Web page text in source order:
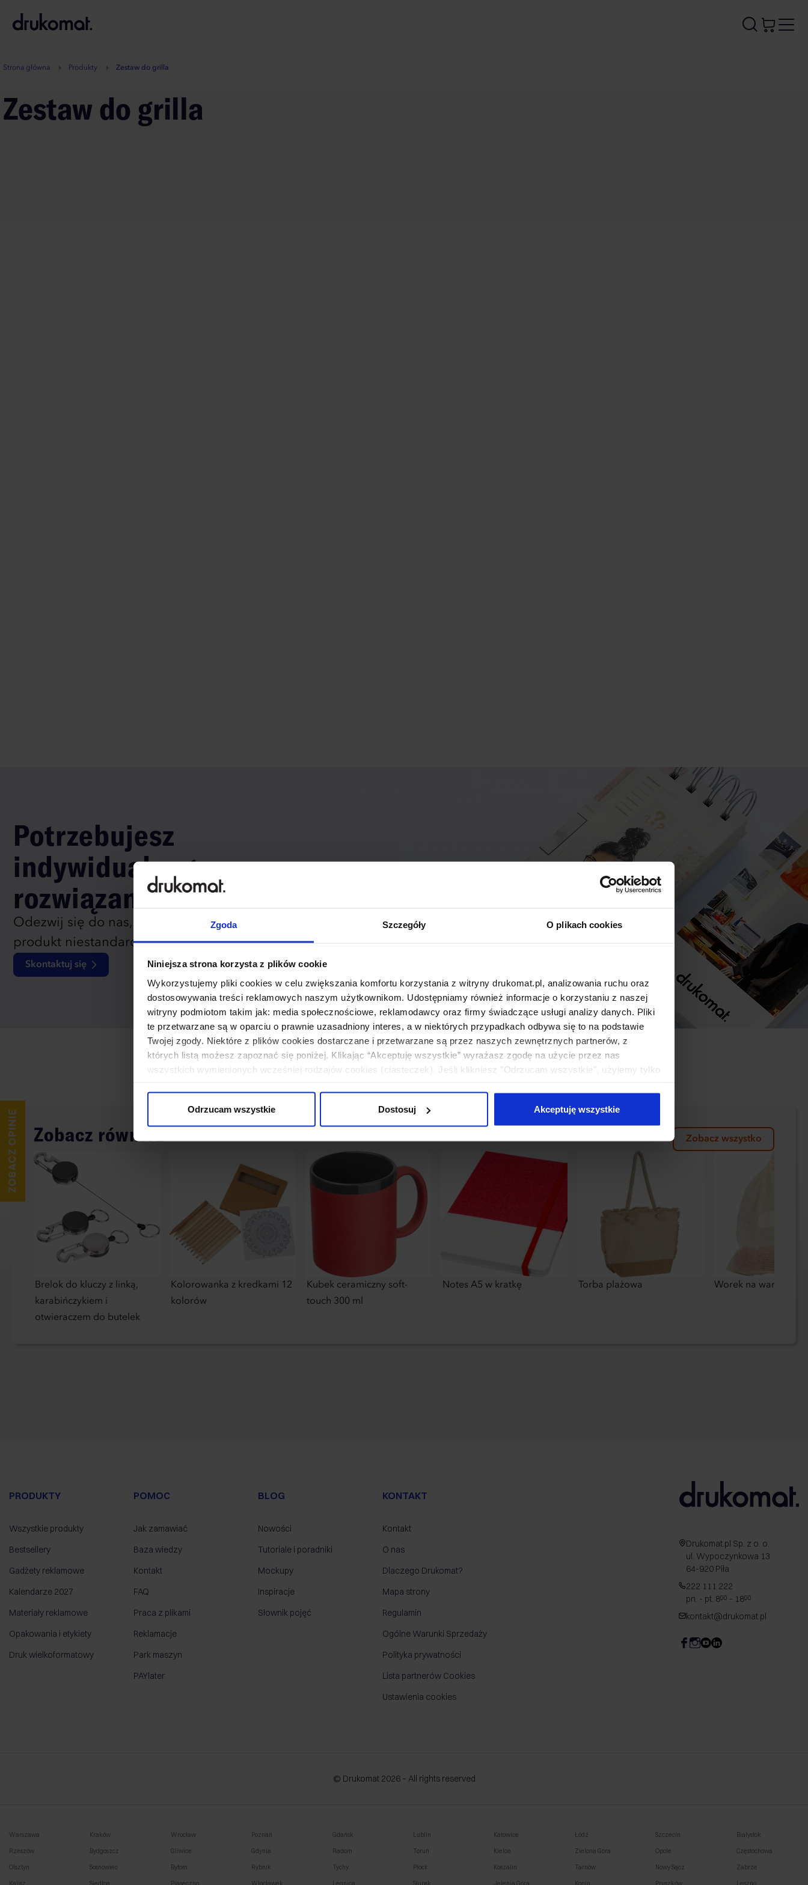
Zgoda Szczegóły O plikach cookies
Niniejsza strona korzysta z plików cookie
Wykorzystujemy pliki cookies w celu zwiększania komfortu korzystania z witryny drukomat.pl, analizowania ruchu oraz
dostosowywania treści reklamowych naszym użytkownikom. Udostępniamy również informacje o korzystaniu z naszej
witryny podmiotom takim jak: media społecznościowe, reklamodawcy oraz firmy świadczące usługi analizy danych. Pliki
te przetwarzane są w oparciu o prawnie uzasadniony interes, a w niektórych przypadkach odbywa się to na podstawie
Twojej zgody. Niektóre z plików cookies dostarczane i przetwarzane są przez naszych zewnętrznych partnerów, z
których listą możesz zapoznać się poniżej. Klikając “Akceptuję wszystkie” wyrażasz zgodę na użycie przez nas
wszystkich wymienionych wcześniej rodzajów cookies (ciasteczek). Jeśli klikniesz "Odrzucam wszystkie", użyjemy tylko
Odrzucam wszystkie
Dostosuj Akceptuję wszystkie
A
Strona główna Produkty Zestaw do grilla
Zestaw do grilla
Potrzebujesz
indywidualnego
rozwiązania?
Odezwij się do nas, aby omówić
produkt niestandardowy.
Skontaktuj się
Zobacz również Zobacz wszystko
Brelok do kluczy z linką,
karabińczykiem i
otwieraczem do butelek
Kolorowanka z kredkami 12
kolorów
Kubek ceramiczny soft-
touch 300 ml
Notes A5 w kratkę Torba plażowa Worek na warzywa i
PRODUKTY
Wszystkie produkty
Bestsellery
Gadżety reklamowe
Kalendarze 2027
Materiały reklamowe
Opakowania i etykiety
Druk wielkoformatowy
POMOC
Jak zamawiać
Baza wiedzy
Kontakt
FAQ
Praca z plikami
Reklamacje
Park maszyn
PAYlater
BLOG
Nowości
Tutoriale i poradniki
Mockupy
Inspiracje
Słownik pojęć
KONTAKT
Kontakt
O nas
Dlaczego Drukomat?
Mapa strony
Regulamin
Ogólne Warunki Sprzedaży
Polityka prywatności
Lista partnerów Cookies
Ustawienia cookies
Drukomat.pl Sp. z o. o.
ul. Wypoczynkowa 13
64-920 Piła
222 111 222
pn. - pt. 800 - 1800
kontakt@drukomat.pl
© Drukomat 2026 – All rights reserved
Warszawa Kraków Wrocław Poznań Gdańsk Lublin Katowice Łódź Szczecin Białystok
Rzeszów Bydgoszcz Gliwice Gdynia Radom Toruń Kielce Zielona Góra Opole Częstochowa
Olsztyn Sosnowiec Bytom Rybnik Tychy Płock Koszalin Tarnów Nowy Sącz Zabrze